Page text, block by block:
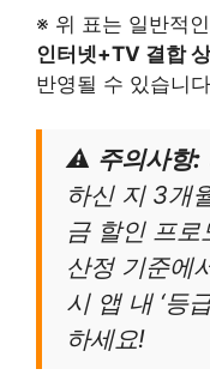
※ 위 표는 일반적
인터넷+TV 결합
반영될 수 있습니
⚠️ 주의사항:
하신 지 3개
금 할인 프
산정 기준에
시 앱 내 ‘등
하세요!